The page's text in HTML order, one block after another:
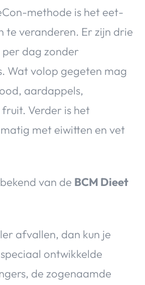
methode is het eet-
te veranderen. Er zijn drie
dag zonder
Wat volop gegeten mag
aardappels,
fruit. Verder is het
met eiwitten en vet
van de BCM Dieet
afvallen, dan kun je
ontwikkelde
de zogenaamde